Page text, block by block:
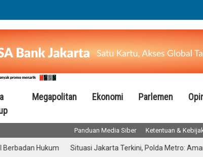
Megapolitan Ekonomi Parlemen
Panduan Media Siber Ketentuan &
Hukum Situasi Jakarta Terkini, Polda Metro: Aman dan